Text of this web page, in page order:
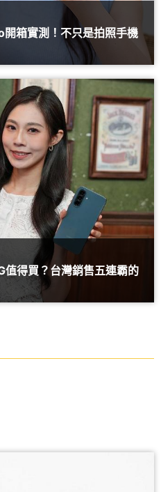
箱實測！不只是拍照手機
得買？台灣銷售五連霸的